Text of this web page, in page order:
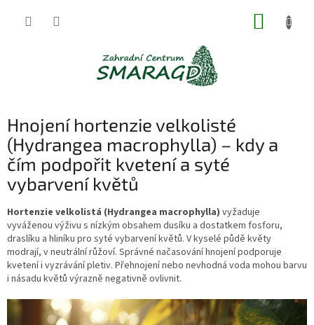
Hnojení hortenzie velkolisté
(Hydrangea macrophylla) – kdy a
čím podpořit kvetení a syté
vybarvení květů
Hortenzie velkolistá (Hydrangea macrophylla) vyžaduje
vyváženou výživu s nízkým obsahem dusíku a dostatkem fosforu,
draslíku a hliníku pro syté vybarvení květů. V kyselé půdě květy
modrají, v neutrální růžoví. Správné načasování hnojení podporuje
kvetení i vyzrávání pletiv. Přehnojení nebo nevhodná voda mohou barvu
i násadu květů výrazně negativně ovlivnit.